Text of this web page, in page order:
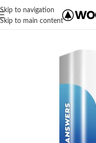
Skip to navigation
Skip to main content